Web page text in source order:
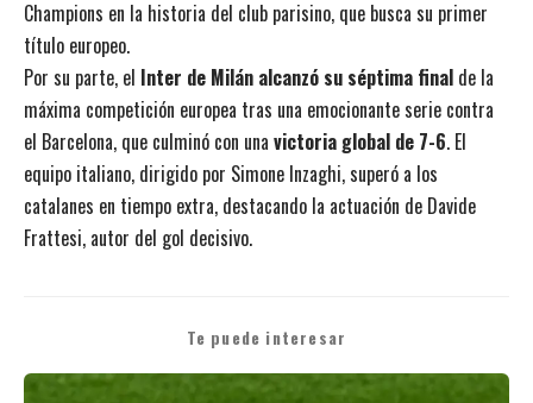
Champions en la historia del club parisino, que busca su primer
título europeo.
Por su parte, el Inter de Milán alcanzó su séptima final de la
máxima competición europea tras una emocionante serie contra
el Barcelona, que culminó con una victoria global de 7-6. El
equipo italiano, dirigido por Simone Inzaghi, superó a los
catalanes en tiempo extra, destacando la actuación de Davide
Frattesi, autor del gol decisivo.
Te puede interesar